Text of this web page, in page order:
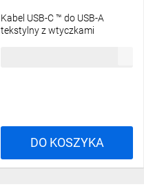
Kabel USB-C ™ do USB-A
tekstylny z wtyczkami
DO KOSZYKA